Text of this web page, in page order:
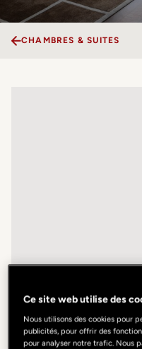
CHAMBRES & SUITES
Ce site web utilise des
Nous utilisons des cookies pour
publicités, pour offrir des
pour analyser notre trafic. Nous